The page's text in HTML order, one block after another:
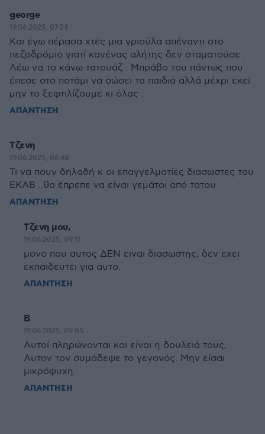
george
19.06.2025, 07:24
Και έγω πέρασα χτές μια γριούλα απέναντι στο
πεζοδρόμιο γιατί κανένας αλήτης δεν σταματούσε .
Λέω να το κάνω τατουάζ . Μπράβο του πάντως που
έπεσε στο ποτάμι να σώσει τα παιδιά αλλά μέχρι εκεί
μην το ξεφτιλίζουμε κι όλας .
ΑΠΑΝΤΗΣΗ
Τζενη
19.06.2025, 06:48
Τι να πουν δηλαδή κ οι επαγγελματίες διασωστες του
ΕΚΑΒ ..θα έπρεπε να είναι γεμάτοι από τατου
ΑΠΑΝΤΗΣΗ
Τζενη μου,
19.06.2025, 09:11
μονο που αυτος ΔΕΝ ειναι διασωστης, δεν εχει
εκπαιδευτει για αυτο.
ΑΠΑΝΤΗΣΗ
Β
19.06.2025, 09:05
Αυτοί πληρώνονται και είναι η δουλειά τους,
Αυτον τον συμάδεψε το γεγονός. Μην είσαι
μικρόψυχη.
ΑΠΑΝΤΗΣΗ